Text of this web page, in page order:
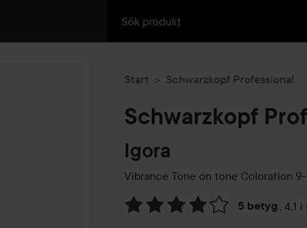
Start Schwarzkopf Professional
Schwarzkopf
Igora
Vibrance Tone on tone Coloration
5 betyg , 4.1
Hoppa till Betyg & kommentarer